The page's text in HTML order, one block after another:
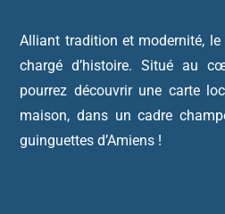
Alliant tradition et modernité,
chargé d’histoire. Situé au
pourrez découvrir une carte
maison, dans un cadre
guinguettes d’Amiens !